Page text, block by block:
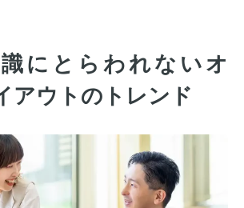
にとらわれないオ
アウトのトレンド